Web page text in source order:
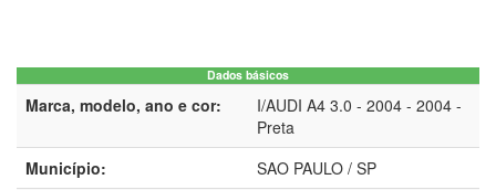
Dados básicos
Marca, modelo, ano e cor:
I/AUDI A4 3.0 - 2004 - 2004 -
Preta
Município:
SAO PAULO / SP